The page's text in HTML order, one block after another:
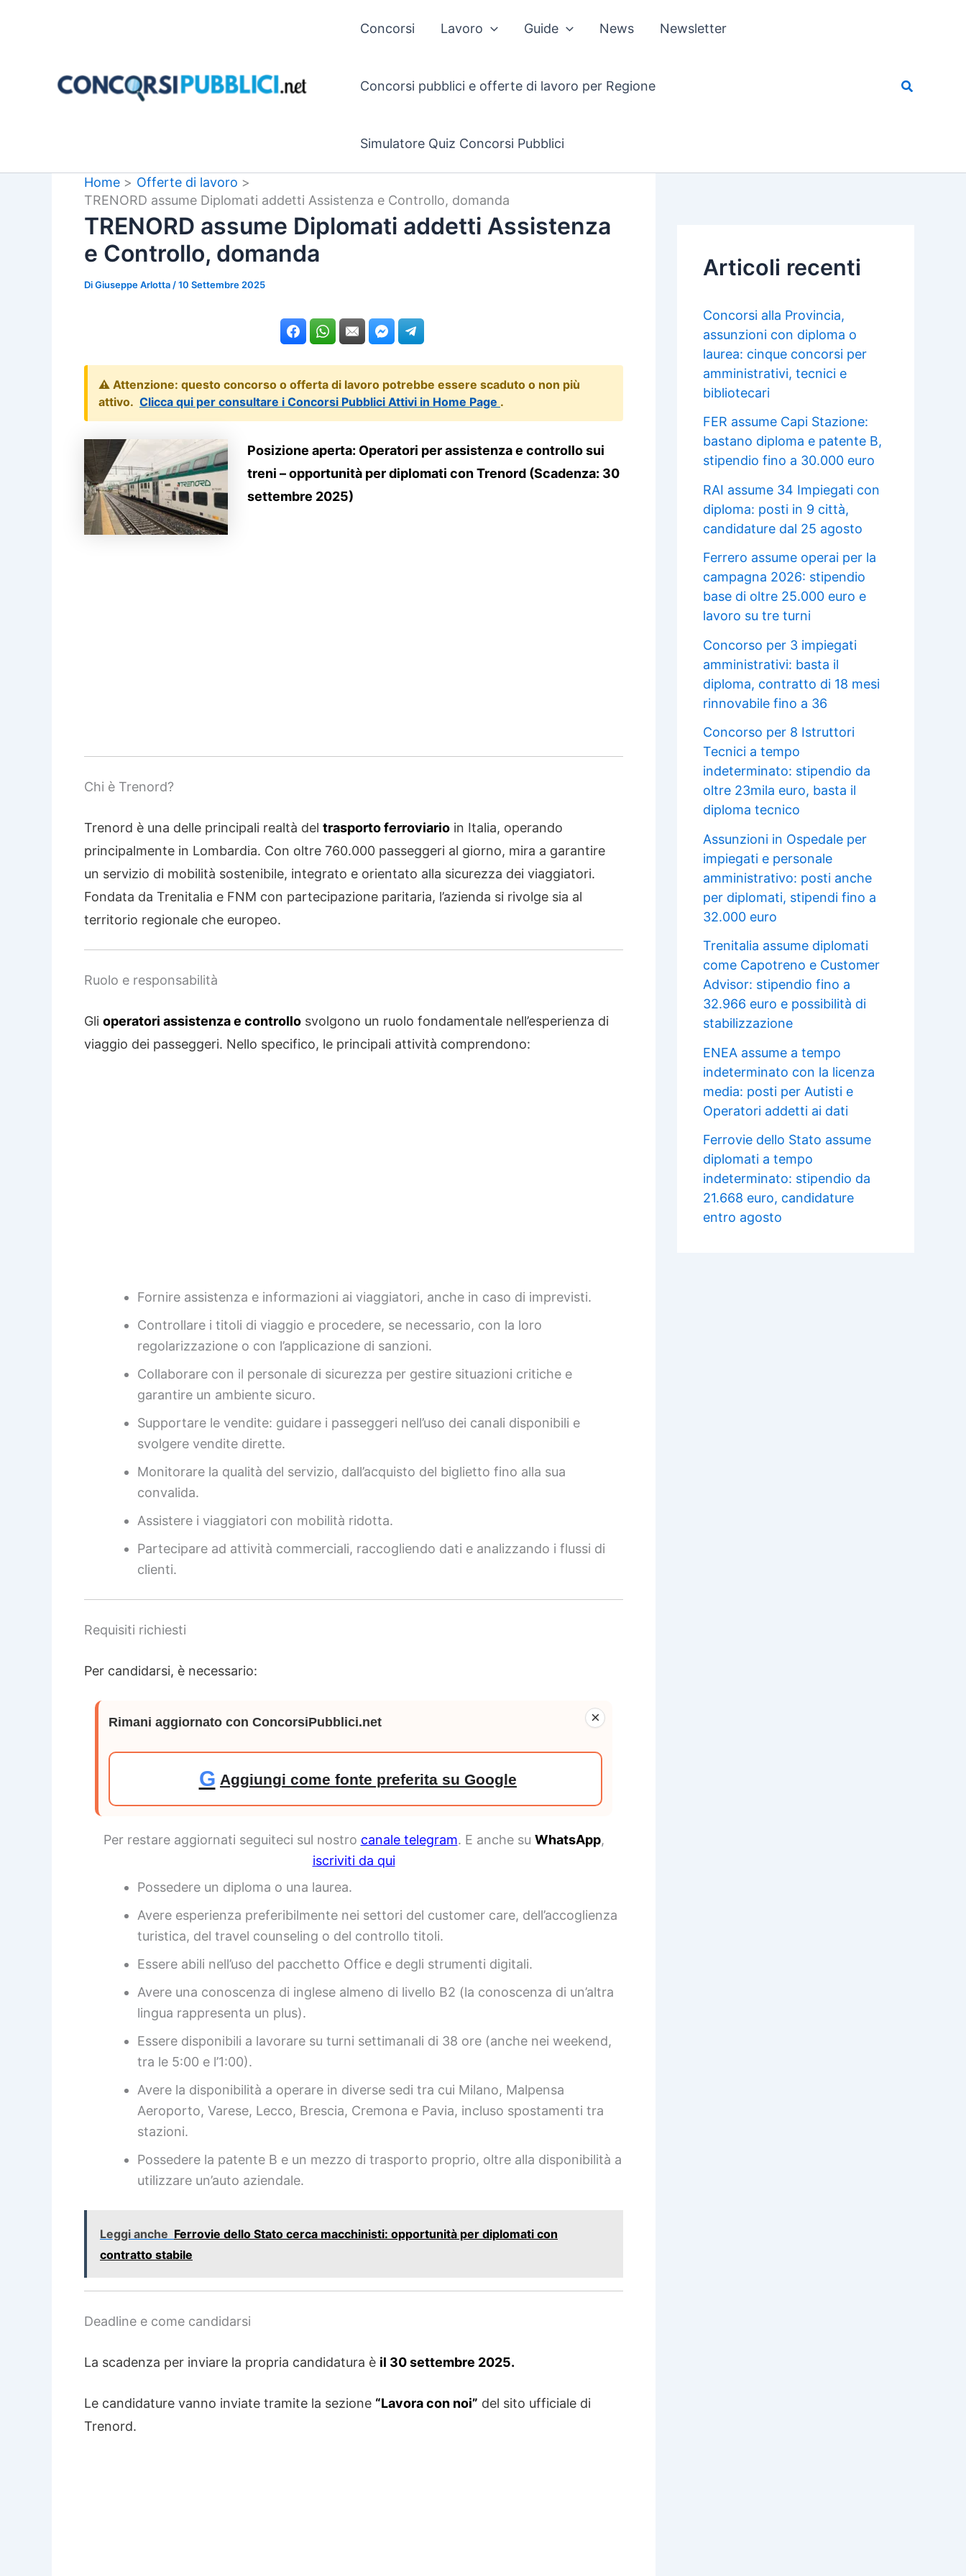
Concorsi Lavoro Guide News Newsletter
Concorsi pubblici e offerte di lavoro per Regione
Simulatore Quiz Concorsi Pubblici
Home
Offerte di lavoro
TRENORD assume Diplomati addetti Assistenza e Controllo, domanda
TRENORD assume Diplomati addetti Assistenza
e Controllo, domanda
DiGiuseppe Arlotta /10 Settembre 2025
⚠️ Attenzione: questo concorso o offerta di lavoro potrebbe essere scaduto o non più
attivo. Clicca qui per consultare i Concorsi Pubblici Attivi in Home Page .
Posizione aperta: Operatori per assistenza e controllo sui
treni – opportunità per diplomati con Trenord (Scadenza: 30
settembre 2025)
Chi è Trenord?
Trenord è una delle principali realtà del trasporto ferroviario in Italia, operando
principalmente in Lombardia. Con oltre 760.000 passeggeri al giorno, mira a garantire
un servizio di mobilità sostenibile, integrato e orientato alla sicurezza dei viaggiatori.
Fondata da Trenitalia e FNM con partecipazione paritaria, l’azienda si rivolge sia al
territorio regionale che europeo.
Ruolo e responsabilità
Gli operatori assistenza e controllo svolgono un ruolo fondamentale nell’esperienza di
viaggio dei passeggeri. Nello specifico, le principali attività comprendono:
Fornire assistenza e informazioni ai viaggiatori, anche in caso di imprevisti.
Controllare i titoli di viaggio e procedere, se necessario, con la loro
regolarizzazione o con l’applicazione di sanzioni.
Collaborare con il personale di sicurezza per gestire situazioni critiche e
garantire un ambiente sicuro.
Supportare le vendite: guidare i passeggeri nell’uso dei canali disponibili e
svolgere vendite dirette.
Monitorare la qualità del servizio, dall’acquisto del biglietto fino alla sua
convalida.
Assistere i viaggiatori con mobilità ridotta.
Partecipare ad attività commerciali, raccogliendo dati e analizzando i flussi di
clienti.
Requisiti richiesti
Per candidarsi, è necessario:
×
Rimani aggiornato con ConcorsiPubblici.net
G Aggiungi come fonte preferita su Google
Per restare aggiornati seguiteci sul nostro canale telegram. E anche su WhatsApp,
iscriviti da qui
Possedere un diploma o una laurea.
Avere esperienza preferibilmente nei settori del customer care, dell’accoglienza
turistica, del travel counseling o del controllo titoli.
Essere abili nell’uso del pacchetto Office e degli strumenti digitali.
Avere una conoscenza di inglese almeno di livello B2 (la conoscenza di un’altra
lingua rappresenta un plus).
Essere disponibili a lavorare su turni settimanali di 38 ore (anche nei weekend,
tra le 5:00 e l’1:00).
Avere la disponibilità a operare in diverse sedi tra cui Milano, Malpensa
Aeroporto, Varese, Lecco, Brescia, Cremona e Pavia, incluso spostamenti tra
stazioni.
Possedere la patente B e un mezzo di trasporto proprio, oltre alla disponibilità a
utilizzare un’auto aziendale.
Leggi anche Ferrovie dello Stato cerca macchinisti: opportunità per diplomati con
contratto stabile
Deadline e come candidarsi
La scadenza per inviare la propria candidatura è il 30 settembre 2025.
Le candidature vanno inviate tramite la sezione “Lavora con noi” del sito ufficiale di
Trenord.
Articoli recenti
Concorsi alla Provincia,
assunzioni con diploma o
laurea: cinque concorsi per
amministrativi, tecnici e
bibliotecari
FER assume Capi Stazione:
bastano diploma e patente B,
stipendio fino a 30.000 euro
RAI assume 34 Impiegati con
diploma: posti in 9 città,
candidature dal 25 agosto
Ferrero assume operai per la
campagna 2026: stipendio
base di oltre 25.000 euro e
lavoro su tre turni
Concorso per 3 impiegati
amministrativi: basta il
diploma, contratto di 18 mesi
rinnovabile fino a 36
Concorso per 8 Istruttori
Tecnici a tempo
indeterminato: stipendio da
oltre 23mila euro, basta il
diploma tecnico
Assunzioni in Ospedale per
impiegati e personale
amministrativo: posti anche
per diplomati, stipendi fino a
32.000 euro
Trenitalia assume diplomati
come Capotreno e Customer
Advisor: stipendio fino a
32.966 euro e possibilità di
stabilizzazione
ENEA assume a tempo
indeterminato con la licenza
media: posti per Autisti e
Operatori addetti ai dati
Ferrovie dello Stato assume
diplomati a tempo
indeterminato: stipendio da
21.668 euro, candidature
entro agosto